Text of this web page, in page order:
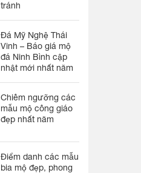
tránh
Đá Mỹ Nghệ Thái
Vinh – Báo giá mộ
đá Ninh Bình cập
nhật mới nhất năm
Chiêm ngưỡng các
mẫu mộ công giáo
đẹp nhất năm
Điểm danh các mẫu
bia mộ đẹp, phong